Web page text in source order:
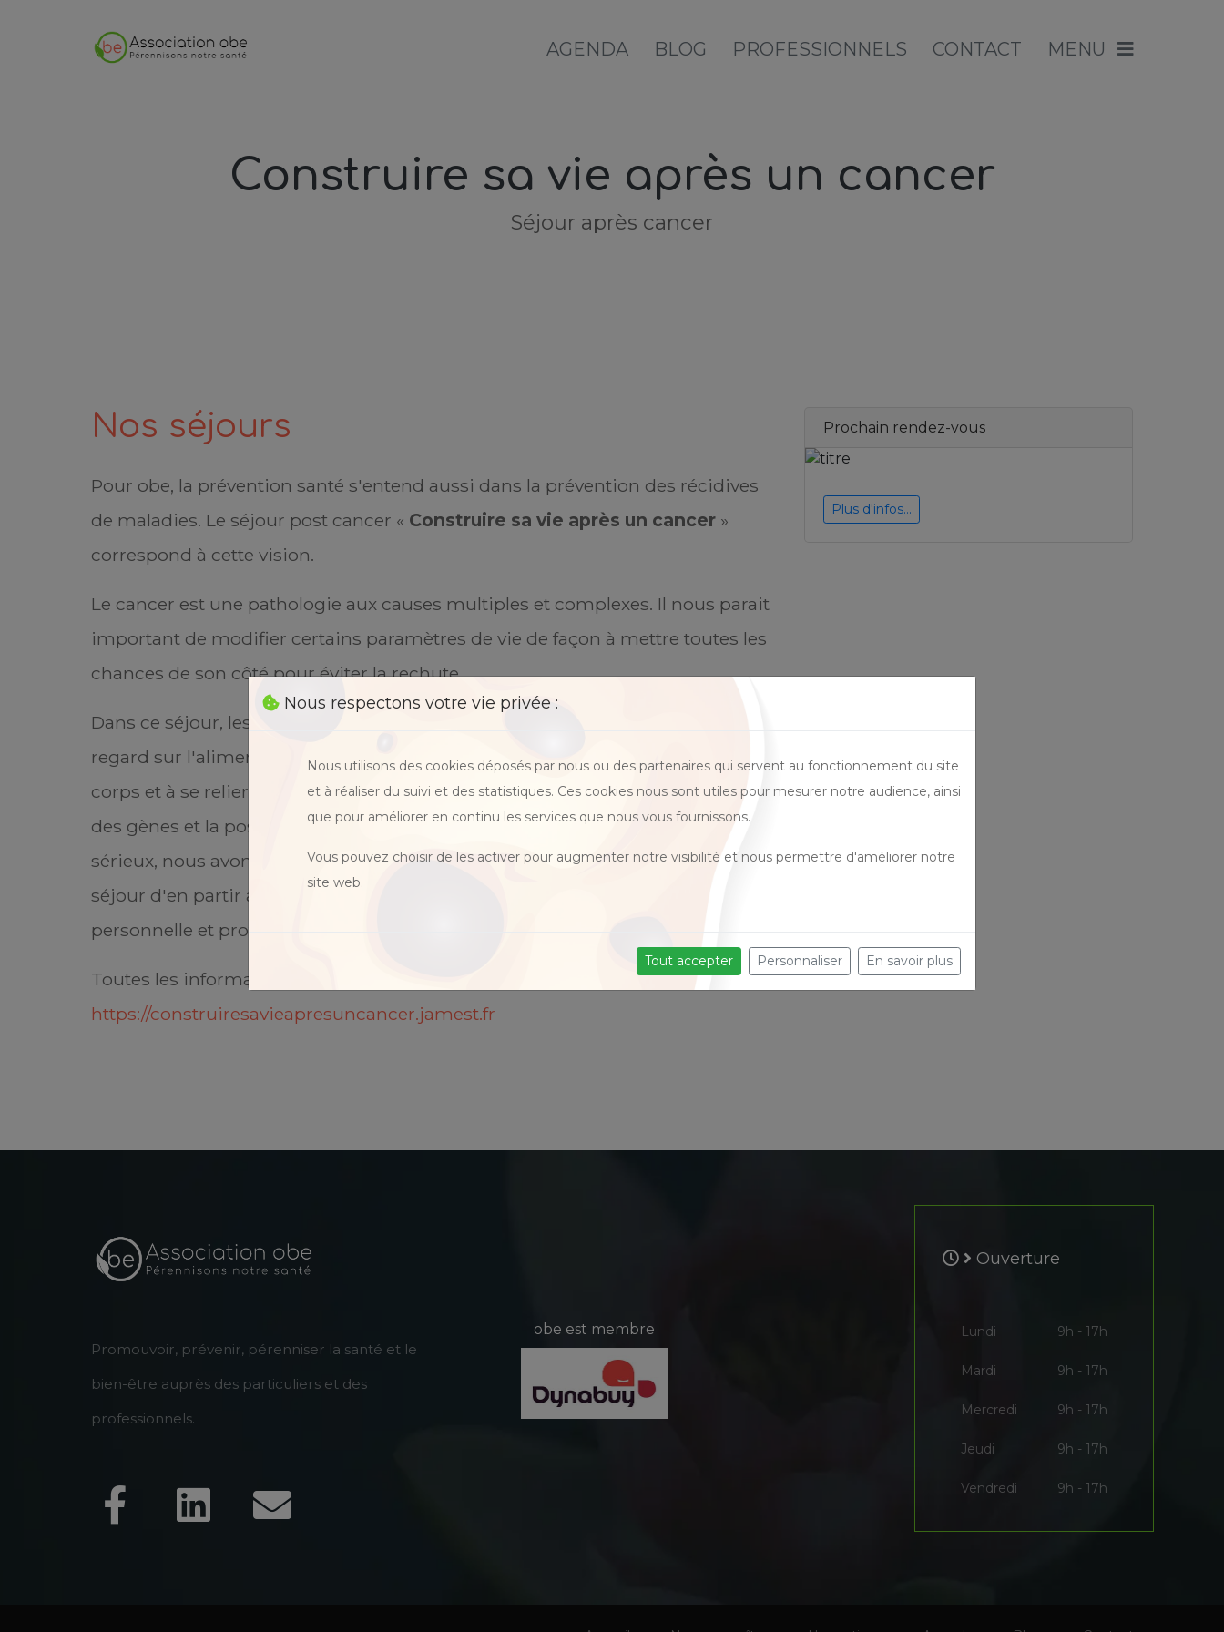
AGENDA BLOG PROFESSIONNELS CONTACT MENU
Construire sa vie après un cancer
Séjour après cancer
Nos séjours
Pour obe, la prévention santé s'entend aussi dans la prévention des récidives
de maladies. Le séjour post cancer « Construire sa vie après un cancer»
correspond à cette vision.
Le cancer est une pathologie aux causes multiples et complexes. Il nous parait
important de modifier certains paramètres de vie de façon à mettre toutes les
chances de son côté pour éviter la rechute.
Dans ce séjour, les anciens malades seront accompagnés à modifier leur
regard sur l'alimentation, le sommeil, à poser un regard bienveillant sur leur
corps et à se relier à leurs émotions, tous facteurs qui influencent l'expression
des gènes et la possible survenue d’une tumeur. Si le cancer est un sujet
sérieux, nous avons l'ambition de permettre aux personnes qui assistent à ce
séjour d'en partir apaisées et tournées vers l'avenir, afin de réintégrer leur vie
personnelle et professionnelle dans les meilleures dispositions.
Toutes les informations, dates et programmes sur notre site dédié :
https://construiresavieapresuncancer.jamest.fr
Prochain rendez-vous
Plus d'infos...
Promouvoir, prévenir, pérenniser la santé et le
bien-être auprès des particuliers et des
professionnels.
obe est membre
Ouverture
Lundi 9h - 17h
Mardi 9h - 17h
Mercredi 9h - 17h
Jeudi 9h - 17h
Vendredi 9h - 17h
Nous respectons votre vie privée :
Nous utilisons des cookies déposés par nous ou des partenaires qui servent au fonctionnement du site
et à réaliser du suivi et des statistiques. Ces cookies nous sont utiles pour mesurer notre audience, ainsi
que pour améliorer en continu les services que nous vous fournissons.
Vous pouvez choisir de les activer pour augmenter notre visibilité et nous permettre d'améliorer notre
site web.
Tout accepter Personnaliser En savoir plus